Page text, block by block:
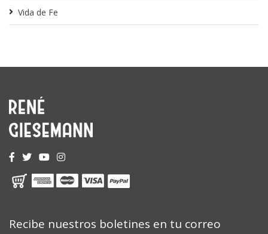
Vida de Fe
Recibe nuestros boletines en tu correo